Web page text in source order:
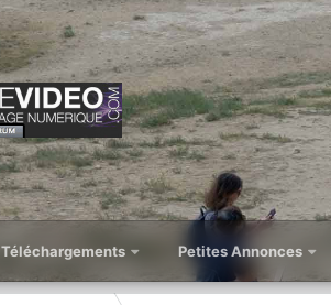
Téléchargements Petites Annonces